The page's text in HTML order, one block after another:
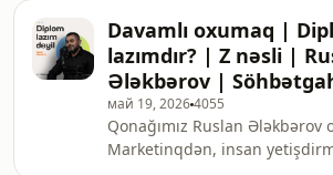
axtardıq.Aygün xanımın
səhifəsi:
instagram.com/
səhifəsi: draygunrahimzade.az
Davamlı oxumaq |
lazımdır? | Z nəsli |
Ələkbərov |
май 19, 20264055
Qonağımız Ruslan Ələkbərov
Marketinqdən, insan